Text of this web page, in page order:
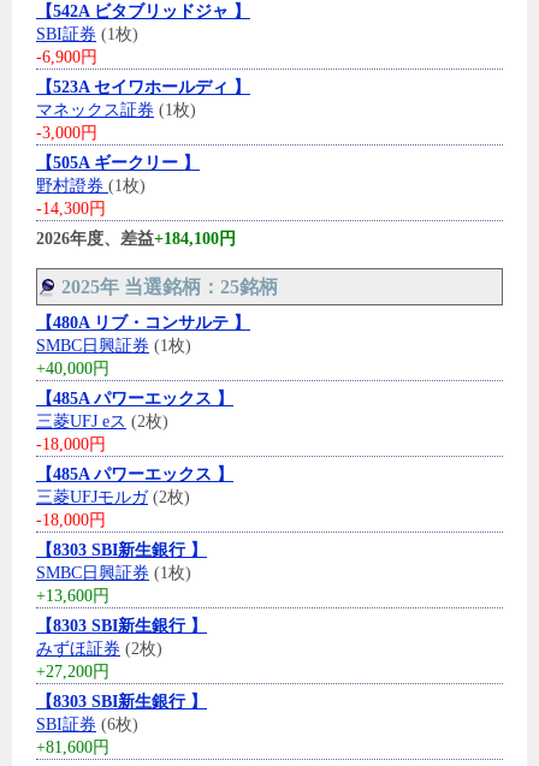
【542A ビタブリッドジャ 】
SBI証券 (1枚)
-6,900円
【523A セイワホールディ 】
マネックス証券 (1枚)
-3,000円
【505A ギークリー 】
野村證券 (1枚)
-14,300円
2026年度、差益+184,100円
2025年 当選銘柄：25銘柄
【480A リブ・コンサルテ 】
SMBC日興証券 (1枚)
+40,000円
【485A パワーエックス 】
三菱UFJ eス (2枚)
-18,000円
【485A パワーエックス 】
三菱UFJモルガ(2枚)
-18,000円
【8303 SBI新生銀行 】
SMBC日興証券 (1枚)
+13,600円
【8303 SBI新生銀行 】
みずほ証券 (2枚)
+27,200円
【8303 SBI新生銀行 】
SBI証券 (6枚)
+81,600円